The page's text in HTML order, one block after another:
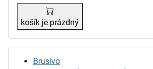
košík je prázdný
Brusivo